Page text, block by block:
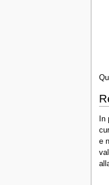
In
e